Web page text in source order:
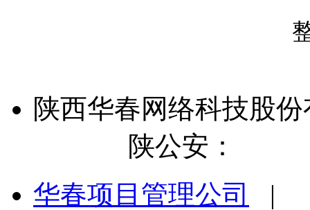
陕西华春网络科技股
陕公安：
华春项目管理公司
|